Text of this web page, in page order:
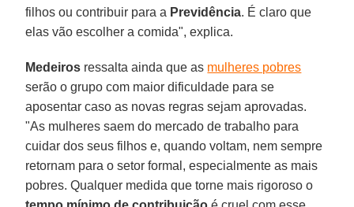
filhos ou contribuir para a Previdência. É claro que
elas vão escolher a comida", explica.
Medeiros ressalta ainda que as mulheres pobres
serão o grupo com maior dificuldade para se
aposentar caso as novas regras sejam aprovadas.
"As mulheres saem do mercado de trabalho para
cuidar dos seus filhos e, quando voltam, nem sempre
retornam para o setor formal, especialmente as mais
pobres. Qualquer medida que torne mais rigoroso o